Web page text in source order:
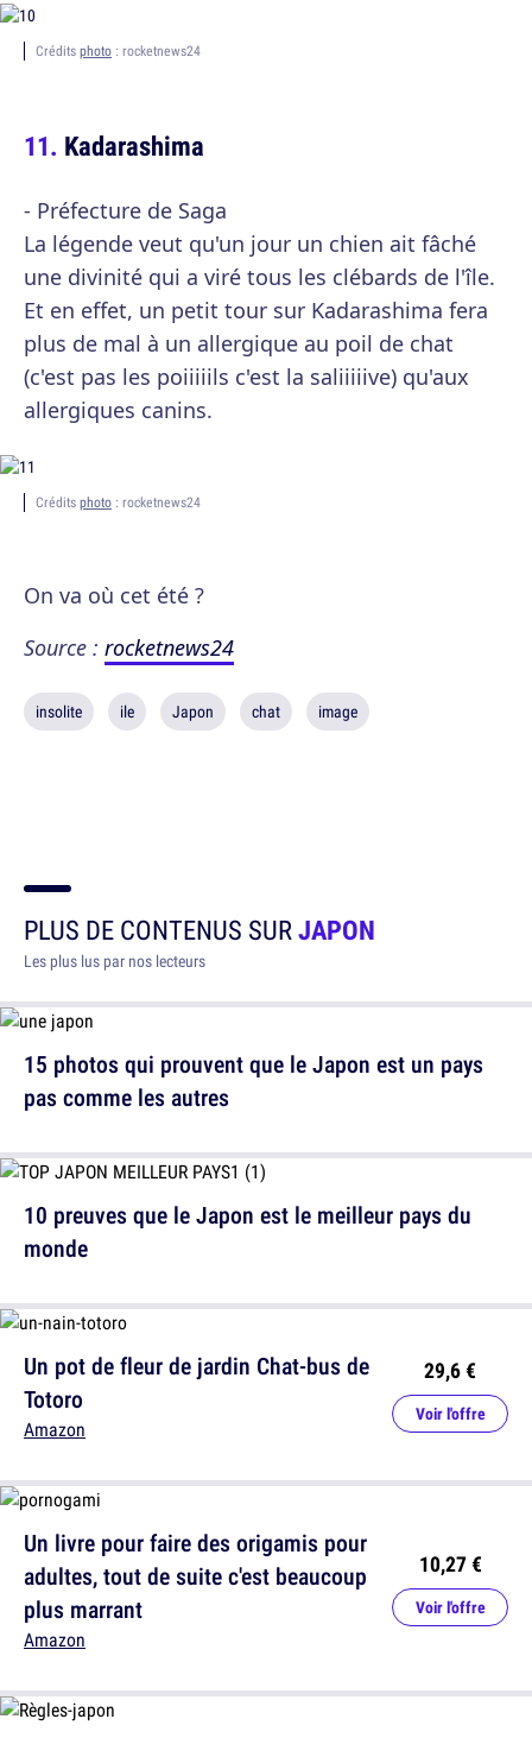
Crédits photo : rocketnews24
Kadarashima
- Préfecture de Saga
La légende veut qu'un jour un chien ait fâché
une divinité qui a viré tous les clébards de l'île.
Et en effet, un petit tour sur Kadarashima fera
plus de mal à un allergique au poil de chat
(c'est pas les poiiiiils c'est la saliiiiive) qu'aux
allergiques canins.
Crédits photo : rocketnews24
On va où cet été ?
Source : rocketnews24
insolite ile Japon chat image
PLUS DE CONTENUS SURJAPON
Les plus lus par nos lecteurs
15 photos qui prouvent que le Japon est un pays
pas comme les autres
Un pot de fleur de jardin Chat-bus de
Totoro
Amazon
29,6 €
Voir l'offre
10 preuves que le Japon est le meilleur pays du
monde
Un livre pour faire des origamis pour
adultes, tout de suite c'est beaucoup
plus marrant
Amazon
10,27 €
Voir l'offre